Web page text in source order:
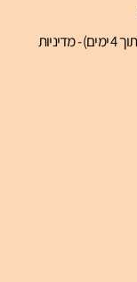
משלוח עד 7 ימי עסקים (לרוב בפועל אספקה תוך 4 ימים) - מדיניות